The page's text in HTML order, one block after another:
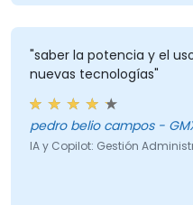
"saber la potencia y el
nuevas tecnologías"
pedro belio
IA y Copilot: Gestión